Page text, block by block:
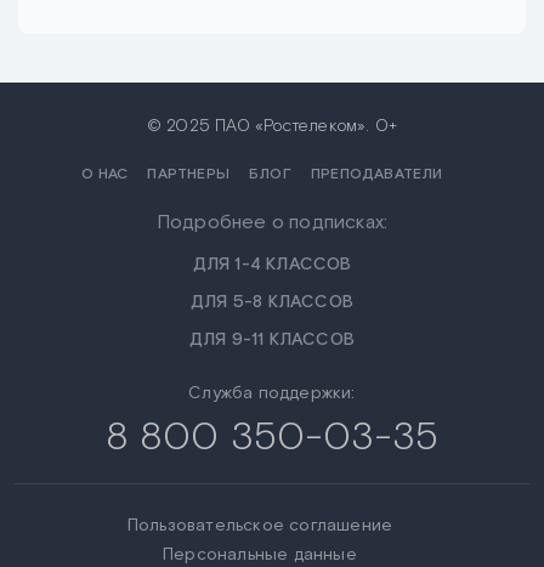
© 2025 ПАО «Ростелеком». 0+
О НАС ПАРТНЕРЫ БЛОГ ПРЕПОДАВАТЕЛИ
Подробнее о подписках:
ДЛЯ 1-4 КЛАССОВ
ДЛЯ 5-8 КЛАССОВ
ДЛЯ 9-11 КЛАССОВ
Служба поддержки:
8 800 350-03-35
Пользовательское соглашение
Персональные данные